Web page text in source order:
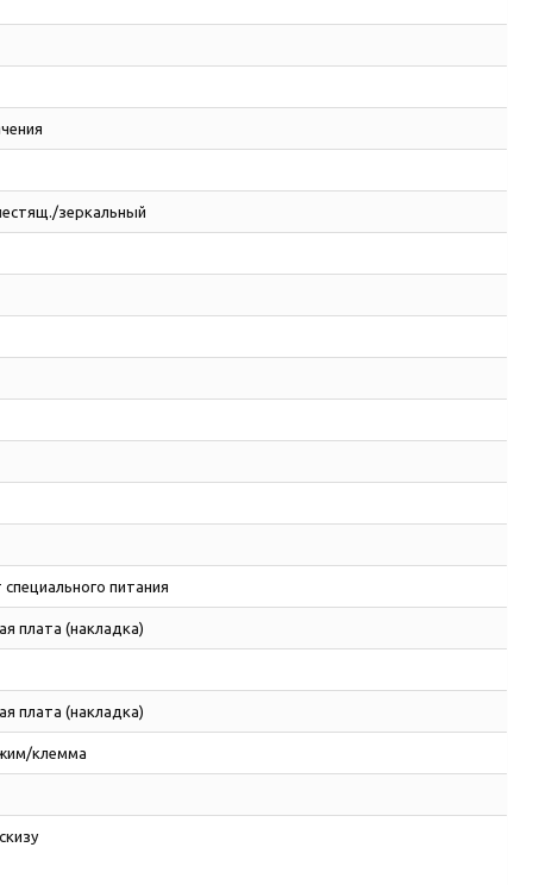
зеркальный
питания
плата (накладка)
плата (накладка)
клемма